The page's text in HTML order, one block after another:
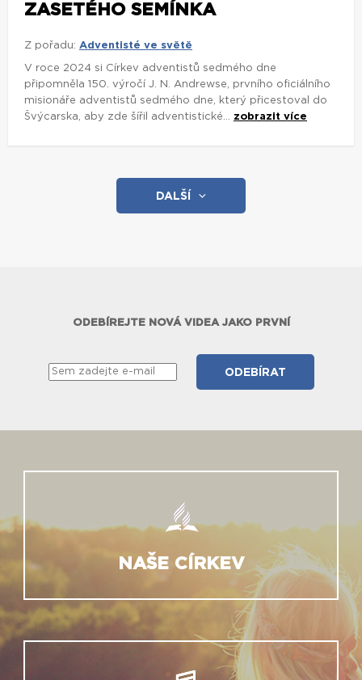
ZASETÉHO SEMÍNKA
Z pořadu: Adventisté ve světě
V roce 2024 si Církev adventistů sedmého dne
připomněla 150. výročí J. N. Andrewse, prvního oficiálního
misionáře adventistů sedmého dne, který přicestoval do
Švýcarska, aby zde šířil adventistické... zobrazit více
DALŠÍ
ODEBÍREJTE NOVÁ VIDEA JAKO PRVNÍ
NAŠE CÍRKEV